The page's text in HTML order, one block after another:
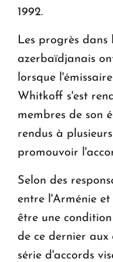
1992.
Les progrès dans
azerbaïdjanais
lorsque
Whitkoff s'est
membres de son
rendus à
promouvoir
Selon des
entre l'Arménie
être une
de ce dernier
série d'accords